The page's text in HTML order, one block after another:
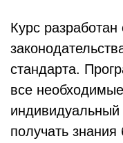
Курс
стандарта.
все
получать знания